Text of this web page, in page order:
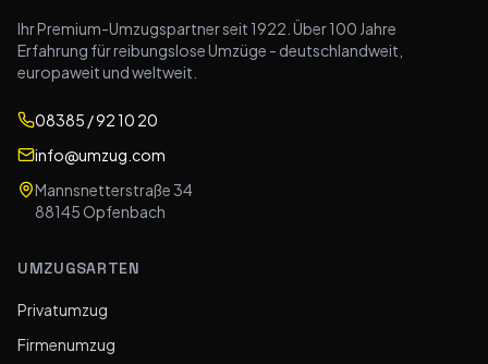
Ihr Premium-Umzugspartner seit 1922. Über 100 Jahre
Erfahrung für reibungslose Umzüge - deutschlandweit,
europaweit und weltweit.
08385 / 92 10 20
info@umzug.com
Mannsnetterstraße 34
88145 Opfenbach
UMZUGSARTEN
Privatumzug
Firmenumzug